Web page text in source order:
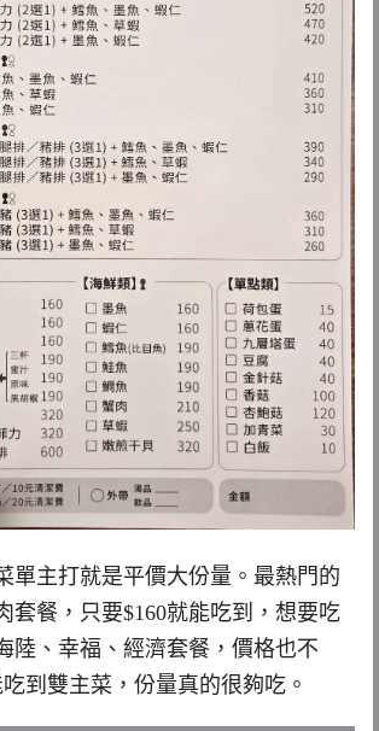
單主打就是平價大份量。最熱門的
套餐，只要$160就能吃到，想要吃
陸、幸福、經濟套餐，價格也不
到雙主菜，份量真的很夠吃。